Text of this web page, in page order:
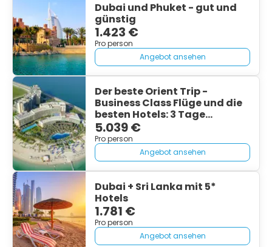
Dubai und Phuket - gut und
günstig
1.423 €
Pro person
Angebot ansehen
Der beste Orient Trip -
Business Class Flüge und die
besten Hotels: 3 Tage
Istanbul und 5 Tage Dubai
Palm
5.039 €
Pro person
Angebot ansehen
Dubai + Sri Lanka mit 5*
Hotels
1.781 €
Pro person
Angebot ansehen